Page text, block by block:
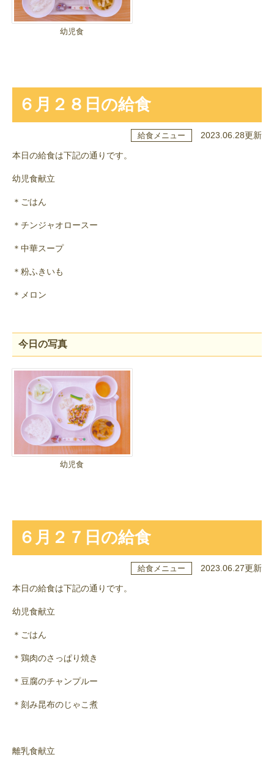
幼児食
６月２８日の給食
給食メニュー 2023.06.28更新
本日の給食は下記の通りです。
幼児食献立
＊ごはん
＊チンジャオロースー
＊中華スープ
＊粉ふきいも
＊メロン
今日の写真
幼児食
６月２７日の給食
給食メニュー 2023.06.27更新
本日の給食は下記の通りです。
幼児食献立
＊ごはん
＊鶏肉のさっぱり焼き
＊豆腐のチャンプルー
＊刻み昆布のじゃこ煮
離乳食献立